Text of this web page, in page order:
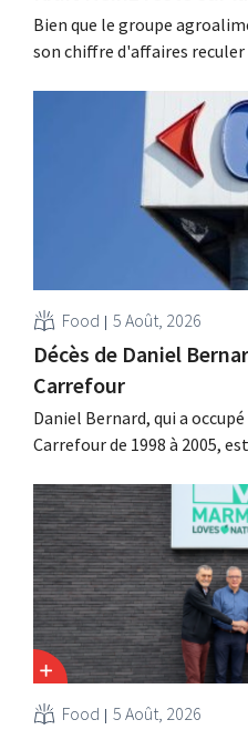
Bien que le groupe
son chiffre d'affaires
aux prévisions. La
investissements et revoit
Food 5 Août, 2026
Décès de Daniel
Carrefour
Daniel Bernard, qui a
Carrefour de 1998 à 2005,
l'enseigne, mené à bien la
racheté GB, alors leader du
Food 5 Août, 2026